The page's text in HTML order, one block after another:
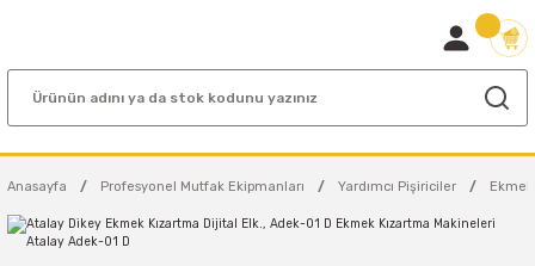
Anasayfa Profesyonel Mutfak Ekipmanları Yardımcı Pişiriciler